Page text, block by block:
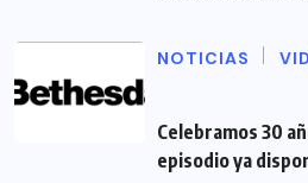
NOTICIAS
Celebramos 30
episodio ya